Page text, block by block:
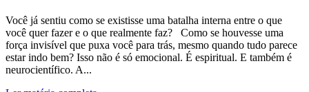
Você já sentiu como se existisse uma batalha interna entre o que
você quer fazer e o que realmente faz? Como se houvesse uma
força invisível que puxa você para trás, mesmo quando tudo parece
estar indo bem? Isso não é só emocional. É espiritual. E também é
neurocientífico. A...